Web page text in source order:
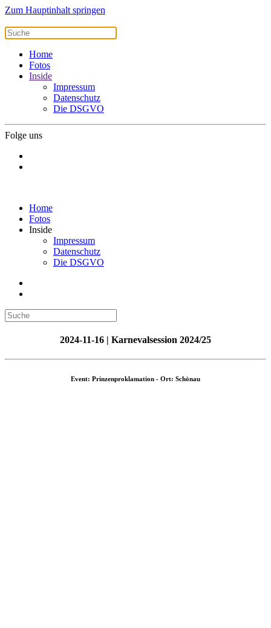
Zum Hauptinhalt springen
Home
Fotos
Inside
Impressum
Datenschutz
Die DSGVO
Folge uns
Home
Fotos
Inside
Impressum
Datenschutz
Die DSGVO
2024-11-16 | Karnevalsession 2024/25
Event: Prinzenproklamation - Ort: Schönau